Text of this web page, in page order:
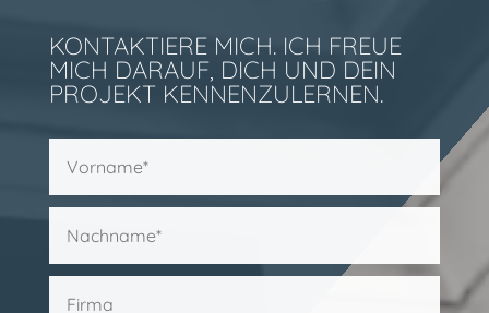
KONTAKTIERE MICH. ICH FREUE
MICH DARAUF, DICH UND DEIN
PROJEKT KENNENZULERNEN.